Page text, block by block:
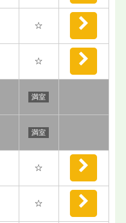
☆
☆
満室
満室
☆
☆